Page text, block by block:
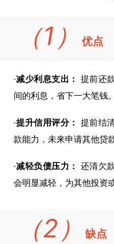
分
（1） 优点
·减少利息支出： 提前还
间的利息，省下一大笔钱。
·提升信用评分： 提前结
款能力，未来申请其他贷
·减轻负债压力： 还清欠
会明显减轻，为其他投资
（2） 缺点